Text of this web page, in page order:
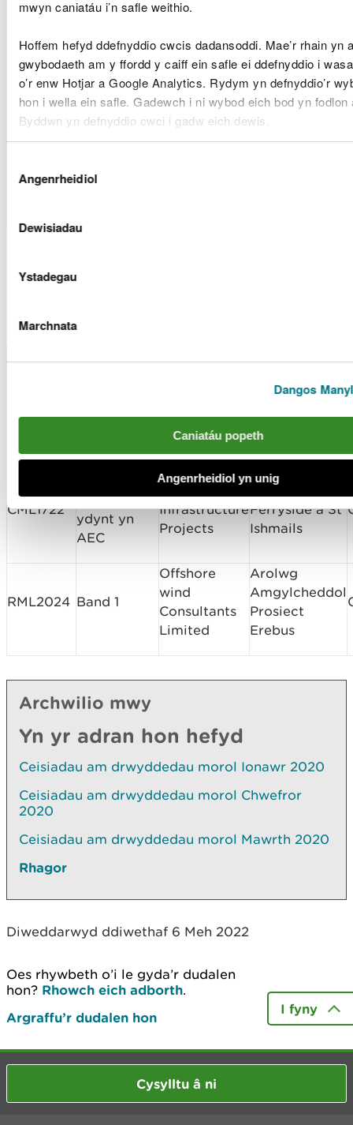
mwyn caniatáu i’n safle weithio.
Hoffem hefyd ddefnyddio cwcis dadansoddi. Mae’r rhain yn
gwybodaeth am y ffordd y caiff ein safle ei ddefnyddio i
o’r enw Hotjar a Google Analytics. Rydym yn defnyddio’r
hon i wella ein safle. Gadewch i ni wybod eich bod yn fodlon
Byddwn yn defnyddio cwci i gadw eich dewis.
Caniatâd
Angenrheidiol
Dewisiadau
Ystadegau
Marchnata
Dangos
Caniatáu popeth
Angenrheidiol yn unig
CML2026 Sindall (Mr.
Sean Murray)
Tref Isaf Aberteifi
arllwysiad,
siambr ollwng a
wal ben
Band 2
Awdurdod
Parc
Arfordir Sir
Morol a Benderfynwyd
Rhif y
Lleoliad y
RML2023
UK
Awel y Môr
Offshore Wind
Farm –
surveys
CML1722
Trwyddedau
morol nad
ydynt yn
AEC
Infrastructure
Projects
Ferryside a St
Ishmails
RML2024 Band 1
Offshore
wind
Consultants
Limited
Arolwg
Amgylcheddol
Prosiect
Erebus
Archwilio mwy
Yn yr adran hon hefyd
Ceisiadau am drwyddedau morol Ionawr 2020
Ceisiadau am drwyddedau morol Chwefror
2020
Ceisiadau am drwyddedau morol Mawrth 2020
Rhagor
Diweddarwyd ddiwethaf 6 Meh 2022
Oes rhywbeth o’i le gyda’r dudalen
hon? Rhowch eich adborth.
Argraffu’r dudalen hon
I fyny
Cysylltu â ni